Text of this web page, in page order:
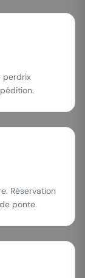
perdrix
Réservation
ponte.